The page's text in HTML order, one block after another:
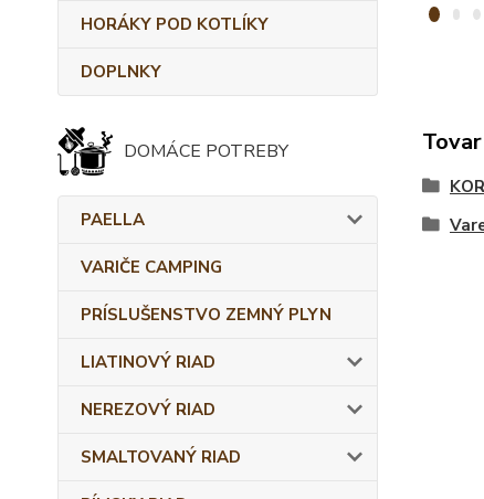
HORÁKY POD KOTLÍKY
DOPLNKY
DOMÁCE POTREBY
PAELLA
VARIČE CAMPING
PRÍSLUŠENSTVO ZEMNÝ PLYN
LIATINOVÝ RIAD
NEREZOVÝ RIAD
SMALTOVANÝ RIAD